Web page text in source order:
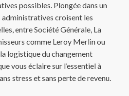
possibles. Plongée dans un
administratives croisent les
entre Société Générale, La
comme Leroy Merlin ou
logistique du changement
vous éclaire sur l’essentiel à
stress et sans perte de revenu.